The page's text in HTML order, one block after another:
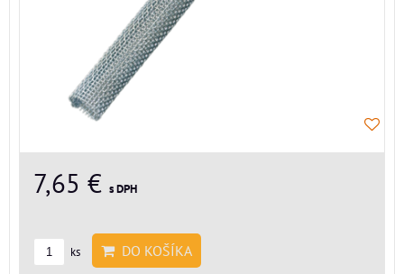
7,65 € s DPH
ks DO KOŠÍKA